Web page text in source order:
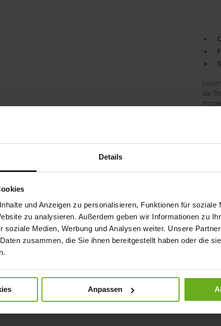
Details
und Anzeigen zu personalisieren, Funktionen für soziale
zu analysieren. Außerdem geben wir Informationen zu
soziale Medien, Werbung und Analysen weiter. Unsere
zusammen, die Sie ihnen bereitgestellt haben oder die
Anpassen
die
auf
und
Mehr